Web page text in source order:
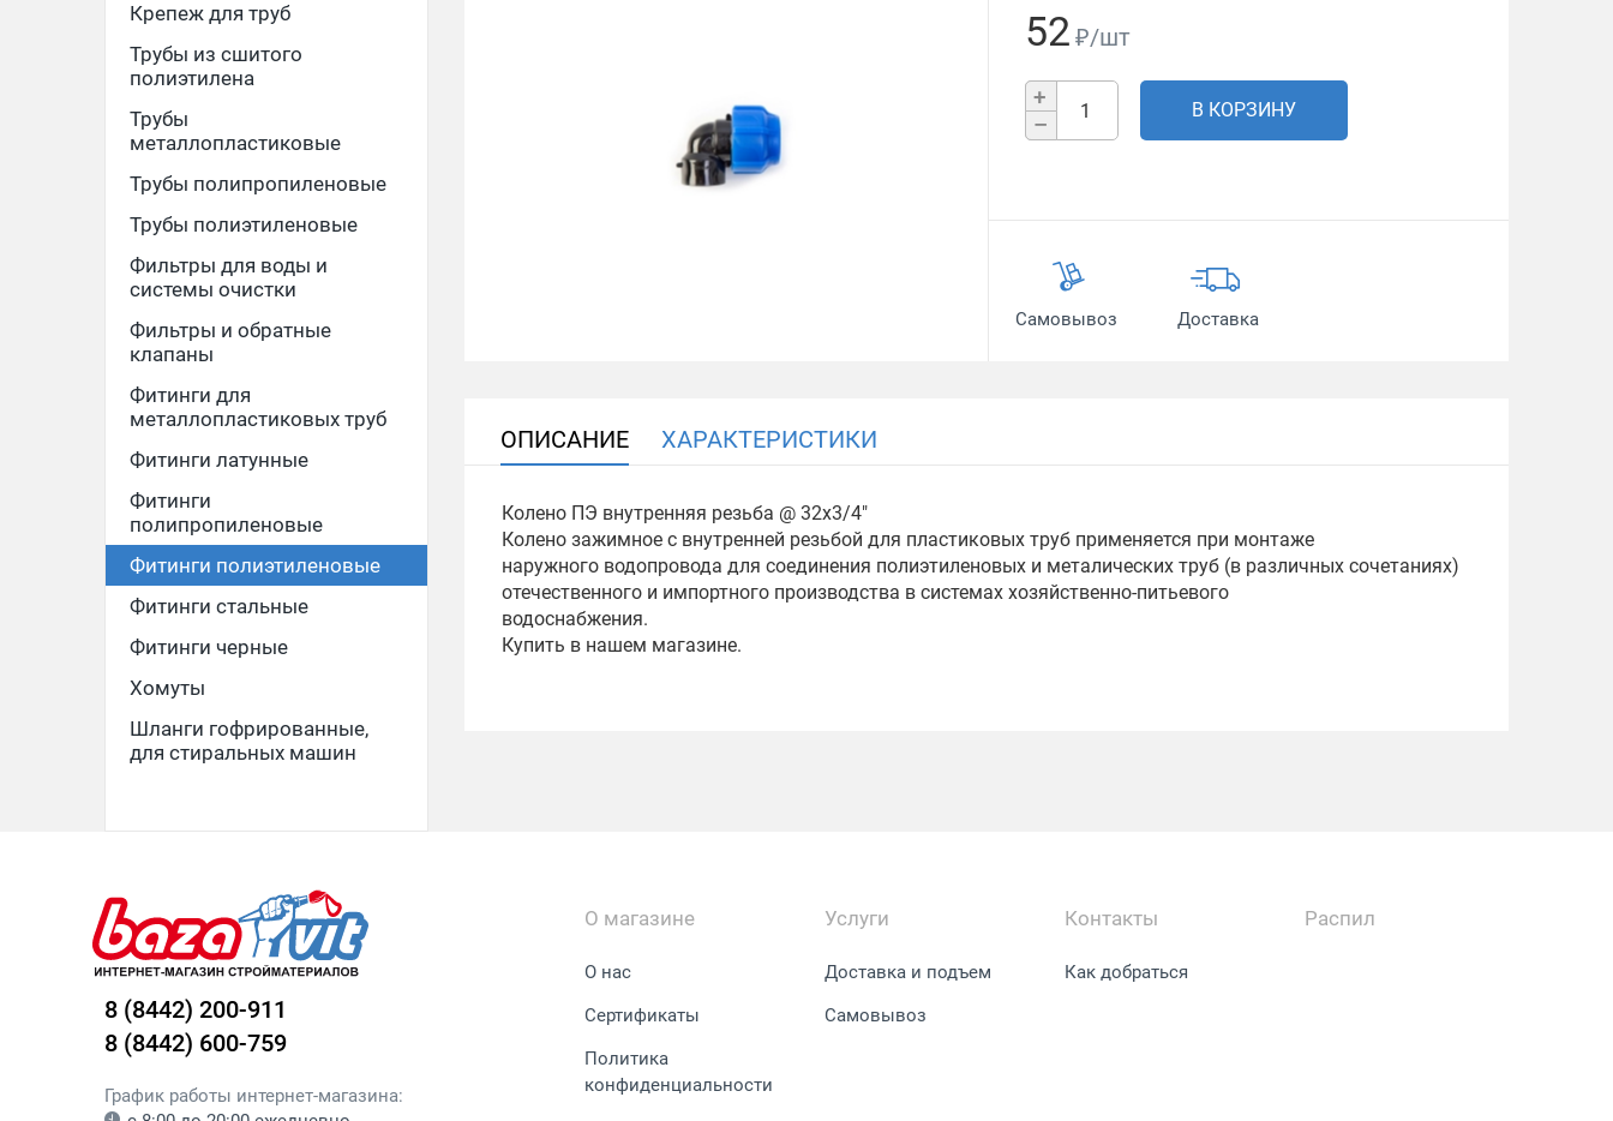
Крепеж для труб
Трубы из сшитого
полиэтилена
Трубы
металлопластиковые
Трубы полипропиленовые
Трубы полиэтиленовые
Фильтры для воды и
системы очистки
Фильтры и обратные
клапаны
Фитинги для
металлопластиковых труб
Фитинги латунные
Фитинги
полипропиленовые
Фитинги полиэтиленовые
Фитинги стальные
Фитинги черные
Хомуты
Шланги гофрированные,
для стиральных машин
52 ₽/шт
+
–
В КОРЗИНУ
Самовывоз Доставка
ОПИСАНИЕ ХАРАКТЕРИСТИКИ
Колено ПЭ внутренняя резьба @ 32х3/4"
Колено зажимное с внутренней резьбой для пластиковых труб применяется при монтаже
наружного водопровода для соединения полиэтиленовых и металических труб (в различных сочетаниях)
отечественного и импортного производства в системах хозяйственно-питьевого
водоснабжения.
Купить в нашем магазине.
8 (8442) 200-911
8 (8442) 600-759
График работы интернет-магазина:
О магазине
О нас
Сертификаты
Политика
конфиденциальности
Услуги
Доставка и подъем
Самовывоз
Контакты
Как добраться
Распил